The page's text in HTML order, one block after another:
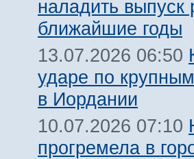
наладить выпуск
ближайшие годы
13.07.2026 06:50
ударе по
в Иордании
10.07.2026 07:10
прогремела в